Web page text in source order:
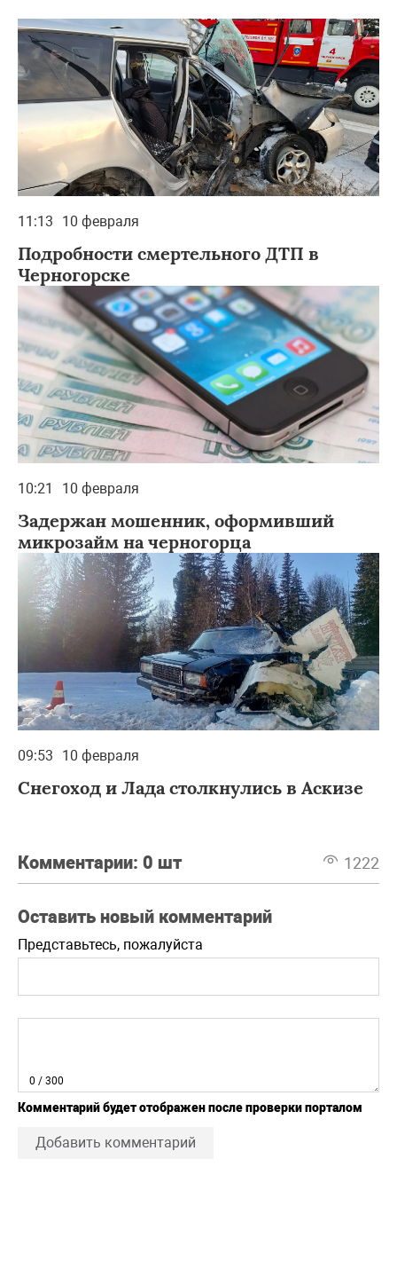
11:13 10 февраля
Подробности смертельного ДТП в
Черногорске
10:21 10 февраля
Задержан мошенник, оформивший
микрозайм на черногорца
09:53 10 февраля
Снегоход и Лада столкнулись в Аскизе
Комментарии: 0 шт 1222
Оставить новый комментарий
Представьтесь, пожалуйста
0 / 300
Комментарий будет отображен после проверки порталом
Добавить комментарий